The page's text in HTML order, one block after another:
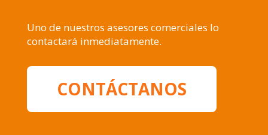
Uno de nuestros asesores comerciales lo
contactará inmediatamente.
CONTÁCTANOS